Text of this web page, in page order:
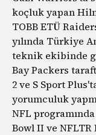
koçluk yapan
TOBB ETÜ
yılında Türkiye
teknik ekibinde
Bay Packers
2 ve S Sport
yorumculuk
NFL
Bowl II ve